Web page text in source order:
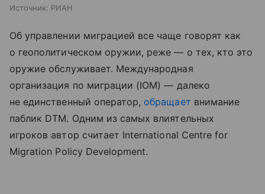
Источник: РИАН
Об управлении миграцией все чаще говорят как
о геополитическом оружии, реже — о тех, кто это
оружие обслуживает. Международная
организация по миграции (IOM) — далеко
не единственный оператор, обращает внимание
паблик DTM. Одним из самых влиятельных
игроков автор считает International Centre for
Migration Policy Development.